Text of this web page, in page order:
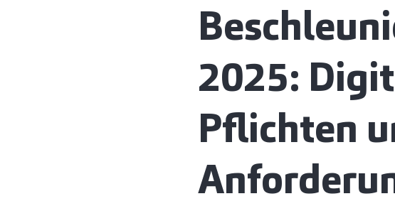
2025:
Pflichten